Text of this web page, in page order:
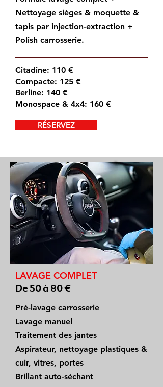
Nettoyage sièges & moquette &
tapis par injection-extraction +
Polish carrosserie.
Citadine: 110 €
Compacte: 125 €
Berline: 140 €
Monospace & 4x4: 160 €
RÉSERVEZ
LAVAGE COMPLET
De 50 à 80 €
Pré-lavage carrosserie
Lavage manuel
Traitement des jantes
Aspirateur, nettoyage plastiques &
cuir, vitres, portes
Brillant auto-séchant